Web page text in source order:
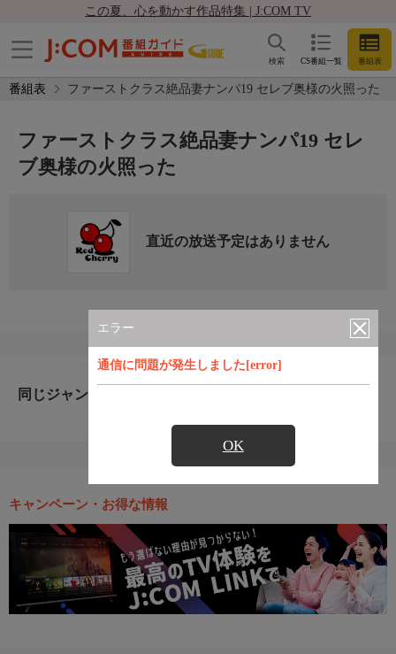
この夏、心を動かす作品特集 | J:COM TV
CS番組一覧 番組表
検索
番組表 ファーストクラス絶品妻ナンパ19 セレブ奥様の火照った
エラー
通信に問題が発生しました[error]
OK
ファーストクラス絶品妻ナンパ19 セレ
ブ奥様の火照った
直近の放送予定はありません
同じジャンルのおすすめ番組
キャンペーン・お得な情報